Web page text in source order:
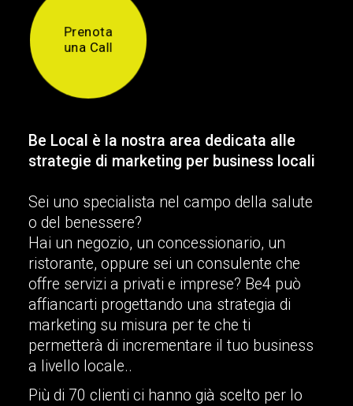
Prenota
una Call
Be Loca è a nostra area dedicata a e
strategie di marketing per business oca i
Sei uno specia ista ne campo de la sa ute
o de benessere?
Hai un negozio, un concessionario, un
ristorante, oppure sei un consu lente che
offre servizi a privati e imprese? Be4 può
affiancarti progettando una strategia di
marketing su misura per te che ti
permetterà di incrementare i tuo business
a ive lo loca le..
Più di 70 c ienti ci hanno già sce lto per lo